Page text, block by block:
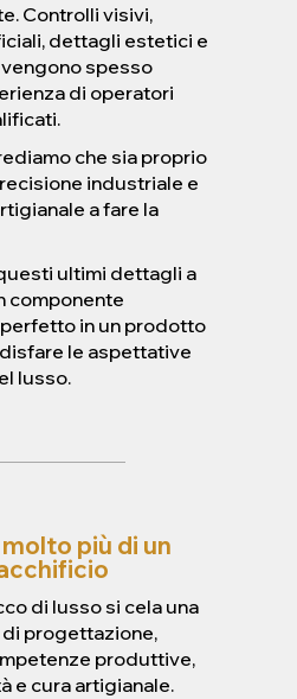
Controlli visivi,
dettagli estetici e
spesso
di operatori
che sia proprio
industriale e
a fare la
ultimi dettagli a
componente
in un prodotto
le aspettative
lusso.
più di un
di lusso si cela una
progettazione,
produttive,
e cura artigianale.